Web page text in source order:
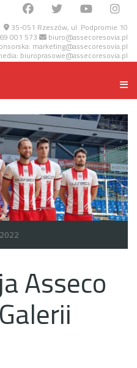
35-051 Rzeszów, ul. Podpromie 10
001 573 biuro@assecoresovia.pl
marketing@assecoresovia.pl
biuroprasowe@assecoresovia.pl
Asseco